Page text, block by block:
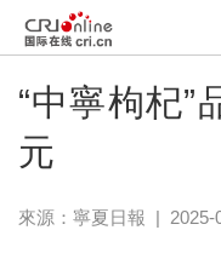
“中寧枸杞”
元
來源： 寧夏日報 | 2025-